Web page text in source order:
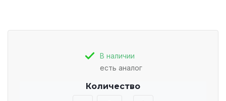
В наличии
есть аналог
Количество